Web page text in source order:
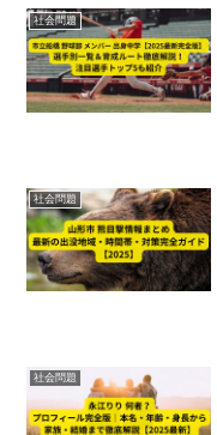
社会問題
社会問題
社会問題